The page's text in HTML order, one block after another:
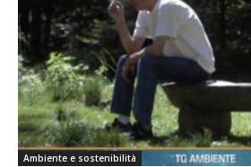
Ambiente e sostenibilità